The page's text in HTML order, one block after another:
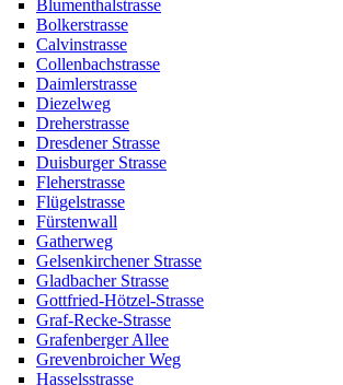
Blumenthalstrasse
Bolkerstrasse
Calvinstrasse
Collenbachstrasse
Daimlerstrasse
Diezelweg
Dreherstrasse
Dresdener Strasse
Duisburger Strasse
Fleherstrasse
Flügelstrasse
Fürstenwall
Gatherweg
Gelsenkirchener Strasse
Gladbacher Strasse
Gottfried-Hötzel-Strasse
Graf-Recke-Strasse
Grafenberger Allee
Grevenbroicher Weg
Hasselsstrasse